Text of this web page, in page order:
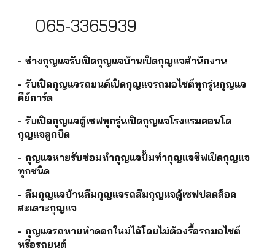
065-3365939
- ช่างกุญแจรับเปิดกุญแจบ้านเปิดกุญแจสำนักงาน
- รับเปิดกุญแจรถยนต์เปิดกุญแจรถมอไซต์ทุกรุ่นกุญแจ
คีย์การ์ด
- รับเปิดกุญแจตู้เซฟทุกรุ่นเปิดกุญแจโรงแรมคอนโด
กุญแจลูกบิด
- กุญแจหายรับซ่อมทำกุญแจปั้มทำกุญแจชิฟเปิดกุญแจ
ทุกชนิด
- ลืมกุญแจบ้านลืมกุญแจรถลืมกุญแจตู้เซฟปลดล็อค
สะเดาะกุญแจ
- กุญแจรถหายทำดอกใหม่ได้โดยไม่ต้องรื้อรถมอไซต์
หรือรถยนต์